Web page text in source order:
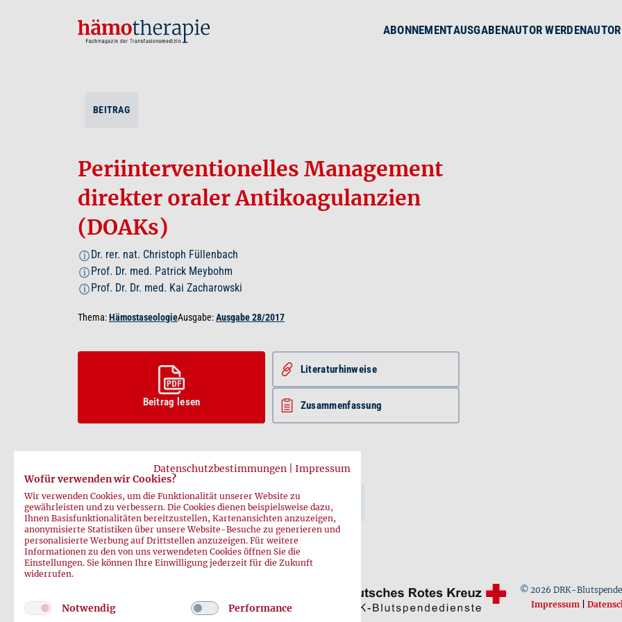
ABONNEMENTAUSGABENAUTOR WERDEN
BEITRAG
Periinterventionelles Management
direkter oraler Antikoagulanzien
(DOAKs)
i Dr. rer. nat. Christoph Füllenbach
i Prof. Dr. med. Patrick Meybohm
i Prof. Dr. Dr. med. Kai Zacharowski
Thema:HämostaseologieAusgabe:Ausgabe 28/2017
Beitrag lesen
Literatur­hinweise
Zusammenfassung
Vorheriger Beitrag Nächster Beitrag
© 2026 DRK-
Impressum|
Datenschutzbestimmungen
Impressum
Wofür verwenden wir Cookies?
Wir verwenden Cookies, um die Funktionalität unserer Website zu
gewährleisten und zu verbessern. Die Cookies dienen beispielsweise dazu,
Ihnen Basisfunktionalitäten bereitzustellen, Kartenansichten anzuzeigen,
anonymisierte Statistiken über unsere Website-Besuche zu generieren und
personalisierte Werbung auf Drittstellen anzuzeigen. Für weitere
Informationen zu den von uns verwendeten Cookies öffnen Sie die
Einstellungen. Sie können Ihre Einwilligung jederzeit für die Zukunft
widerrufen.
Notwendig Performance